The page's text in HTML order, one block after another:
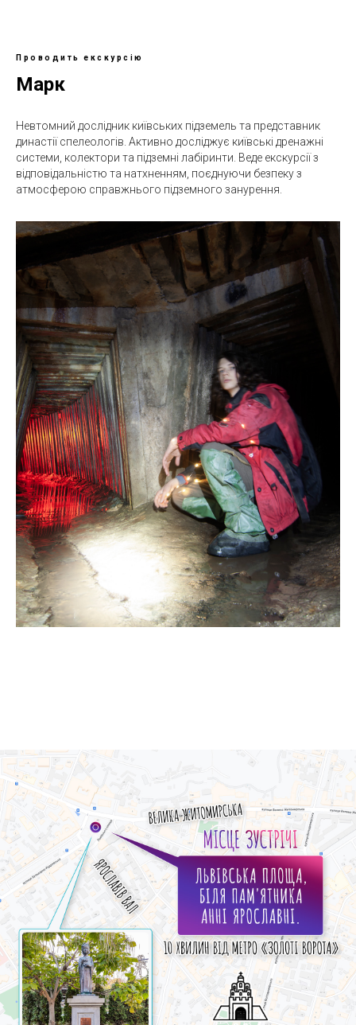
Проводить екскурсію
Марк
Невтомний дослідник київських підземель та представник
династії спелеологів. Активно досліджує київські дренажні
системи, колектори та підземні лабіринти. Веде екскурсії з
відповідальністю та натхненням, поєднуючи безпеку з
атмосферою справжнього підземного занурення.